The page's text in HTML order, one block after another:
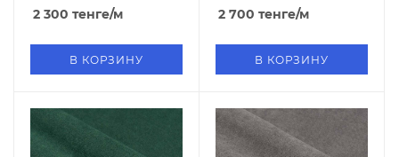
2 300 тенге/м
В КОРЗИНУ
2 700 тенге/м
В КОРЗИНУ